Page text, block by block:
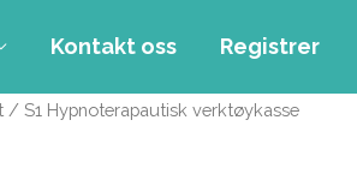
Kontakt oss Registrer
/ S1 Hypnoterapautisk verktøykasse